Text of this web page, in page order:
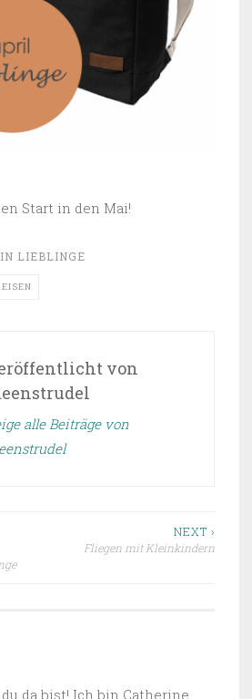
Start in den Mai!
LIEBLINGE
von
alle Beiträge von
NEXT ›
Fliegen mit Kleinkindern
da bist! Ich bin Catherine